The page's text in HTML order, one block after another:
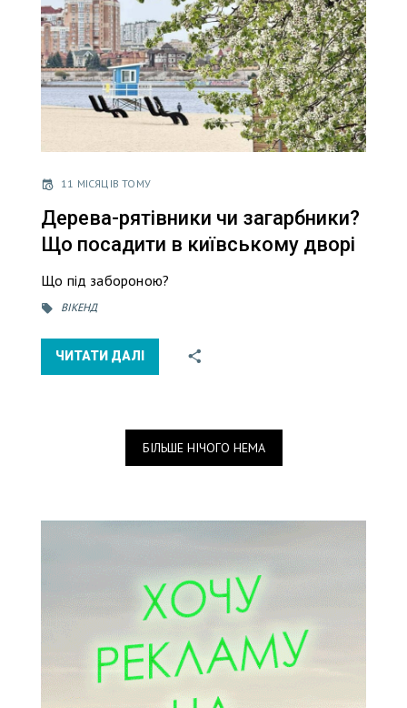
11 МІСЯЦІВ ТОМУ
Дерева-рятівники чи загарбники?
Що посадити в київському дворі
Що під забороною?
ВІКЕНД
ЧИТАТИ ДАЛІ
БІЛЬШЕ НІЧОГО НЕМА